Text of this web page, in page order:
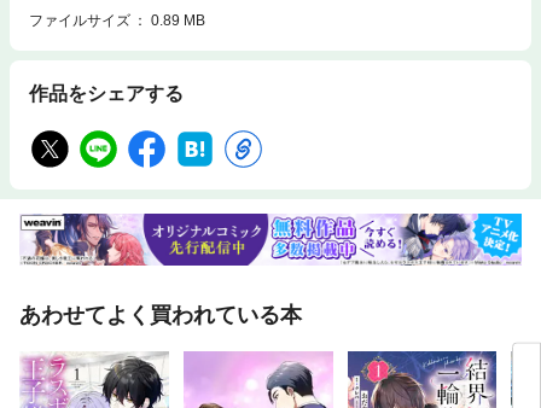
ファイルサイズ
0.89 MB
作品をシェアする
あわせてよく買われている本